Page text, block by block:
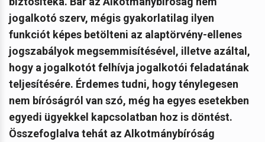
jogalkotó szerv, mégis gyakorlatilag ilyen
funkciót képes betölteni az alaptörvény-ellenes
jogszabályok megsemmisítésével, illetve azáltal,
hogy a jogalkotót felhívja jogalkotói feladatának
teljesítésére. Érdemes tudni, hogy ténylegesen
nem bíróságról van szó, még ha egyes esetekben
egyedi ügyekkel kapcsolatban hoz is döntést.
Összefoglalva tehát az Alkotmánybíróság